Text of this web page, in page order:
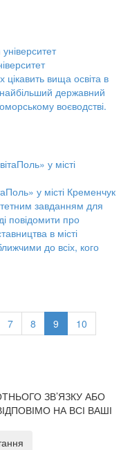
вища освіта в
державний
воєводстві.
у місті Кременчук
завданням для
повідомити про
в місті
до всіх, кого
7 8 9
10
ЗВ’ЯЗКУ АБО
НА ВСІ ВАШІ